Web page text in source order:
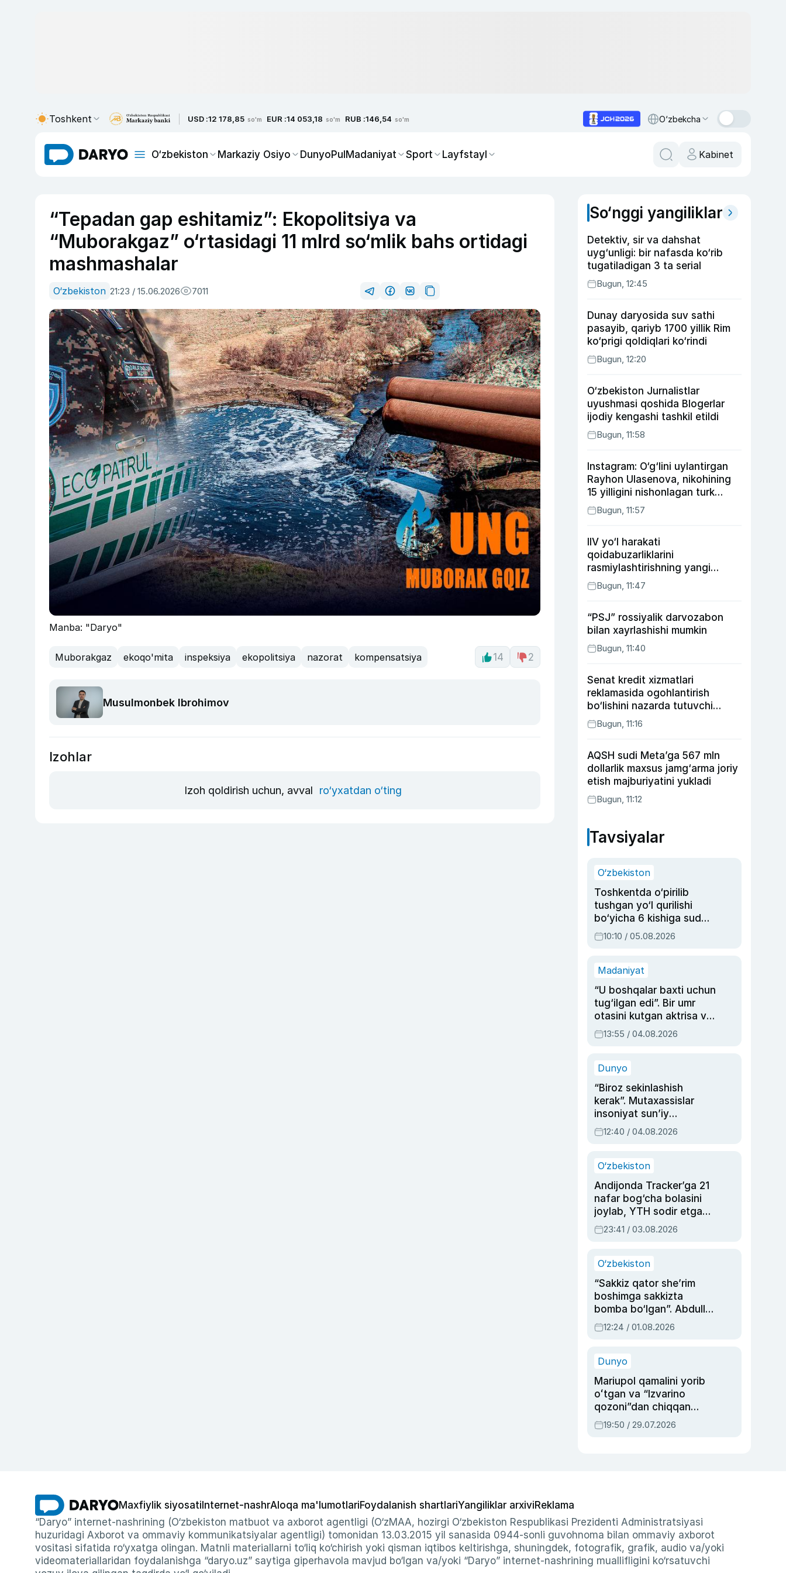
Toshkent USD :12 178,85 so'm EUR :14 053,18 so'm RUB :146,54 so'm O‘zbekcha
O‘zbekiston Markaziy Osiyo DunyoPulMadaniyat Sport Layfstayl Kabinet
“Tepadan gap eshitamiz”: Ekopolitsiya va
“Muborakgaz” o‘rtasidagi 11 mlrd so‘mlik bahs ortidagi
mashmashalar
O‘zbekiston 21:23 / 15.06.2026 7011
Manba: "Daryo"
Muborakgaz ekoqo'mita inspeksiya ekopolitsiya nazorat kompensatsiya 14 2
Musulmonbek Ibrohimov
Izohlar
Izoh qoldirish uchun, avval ro‘yxatdan o‘ting
So‘nggi yangiliklar
Detektiv, sir va dahshat
uyg‘unligi: bir nafasda ko‘rib
tugatiladigan 3 ta serial
Bugun, 12:45
Dunay daryosida suv sathi
pasayib, qariyb 1700 yillik Rim
ko‘prigi qoldiqlari ko‘rindi
Bugun, 12:20
O‘zbekiston Jurnalistlar
uyushmasi qoshida Blogerlar
ijodiy kengashi tashkil etildi
Bugun, 11:58
Instagram: O‘g‘lini uylantirgan
Rayhon Ulasenova, nikohining
15 yilligini nishonlagan turk
aktyorlari va Kamelot qasriga
sayohat qilgan Zebo Rahimova
Bugun, 11:57
IIV yo‘l harakati
qoidabuzarliklarini
rasmiylashtirishning yangi
tartibini taklif qildi
Bugun, 11:47
“PSJ” rossiyalik darvozabon
bilan xayrlashishi mumkin
Bugun, 11:40
Senat kredit xizmatlari
reklamasida ogohlantirish
bo‘lishini nazarda tutuvchi
qonunni ma’qulladi
Bugun, 11:16
AQSH sudi Meta’ga 567 mln
dollarlik maxsus jamg‘arma joriy
etish majburiyatini yukladi
Bugun, 11:12
Tavsiyalar
O‘zbekiston
Toshkentda o‘pirilib
tushgan yo‘l qurilishi
bo‘yicha 6 kishiga sud
hukmi o‘qildi
10:10 / 05.08.2026
Madaniyat
“U boshqalar baxti uchun
tug‘ilgan edi”. Bir umr
otasini kutgan aktrisa va
dublyaj ustasi Rimma
Ahmedovaning
13:55 / 04.08.2026
Dunyo
“Biroz sekinlashish
kerak”. Mutaxassislar
insoniyat sun’iy
intellektni boshqara
olmay qolishidan xavotir
12:40 / 04.08.2026
O‘zbekiston
Andijonda Tracker’ga 21
nafar bog‘cha bolasini
joylab, YTH sodir etgan
ayolga sud hukmi o‘qildi
23:41 / 03.08.2026
O‘zbekiston
“Sakkiz qator she’rim
boshimga sakkizta
bomba bo‘lgan”. Abdulla
Oripovni siyosiy
ayblovlardan asrab
12:24 / 01.08.2026
Dunyo
Mariupol qamalini yorib
oʻtgan va “Izvarino
qozoni”dan chiqqan
qahramon — Ukraina
armiyasi bosh
19:50 / 29.07.2026
Maxfiylik siyosati Internet-nashrAloqa ma'lumotlariFoydalanish shartlariYangiliklar arxiviReklama
“Daryo” internet-nashrining (O‘zbekiston matbuot va axborot agentligi (O‘zMAA, hozirgi O‘zbekiston Respublikasi Prezidenti Administratsiyasi
huzuridagi Axborot va ommaviy kommunikatsiyalar agentligi) tomonidan 13.03.2015 yil sanasida 0944-sonli guvohnoma bilan ommaviy axborot
vositasi sifatida ro‘yxatga olingan. Matnli materiallarni to‘liq ko‘chirish yoki qisman iqtibos keltirishga, shuningdek, fotografik, grafik, audio va/yoki
videomateriallaridan foydalanishga “daryo.uz” saytiga giperhavola mavjud bo‘lgan va/yoki “Daryo” internet-nashrining muallifligini ko‘rsatuvchi